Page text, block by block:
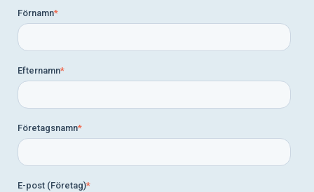
Förnamn*
Efternamn*
Företagsnamn*
E-post (Företag)*